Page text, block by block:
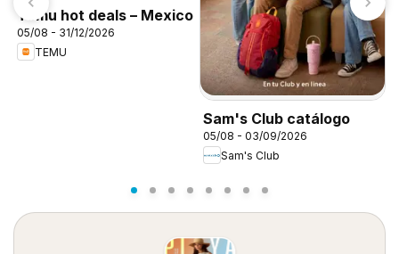
Temu hot deals – Mexico
05/08 - 31/12/2026
TEMU
Sam's Club catálogo
05/08 - 03/09/2026
Sam's Club